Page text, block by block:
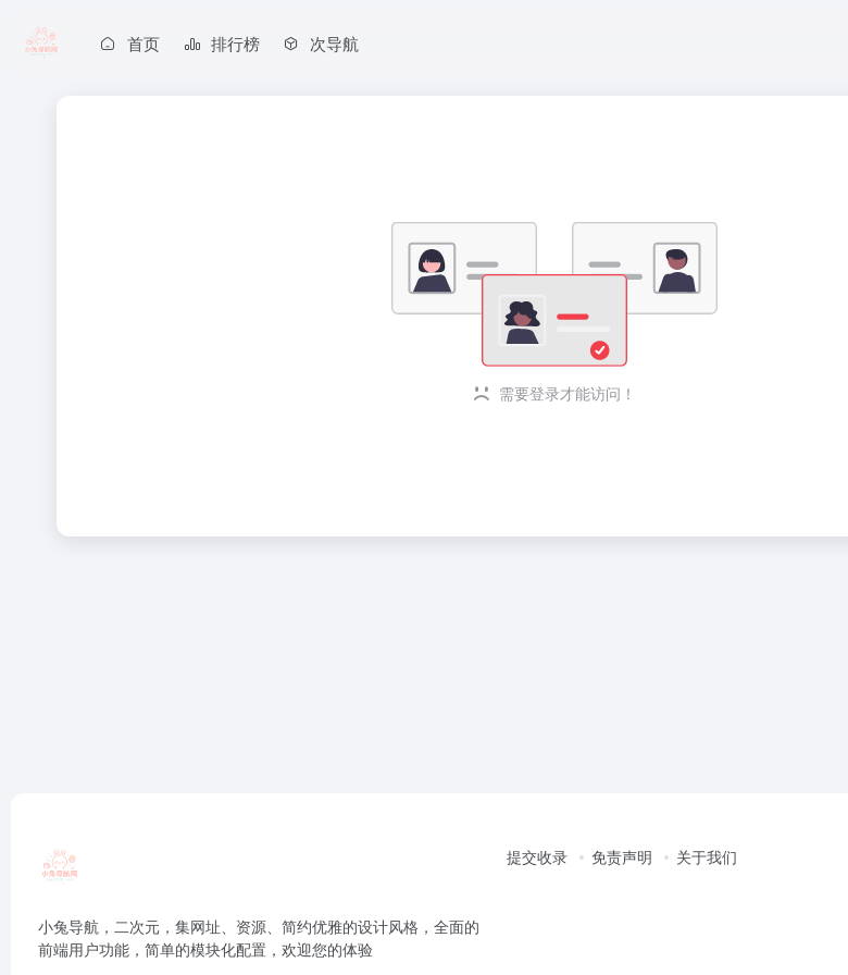
首页 排行榜 次导航
需要登录才能访问！
小兔导航，二次元，集网址、资源、简约优雅的设计风格，全面的
前端用户功能，简单的模块化配置，欢迎您的体验
提交收录 免责声明 关于我们